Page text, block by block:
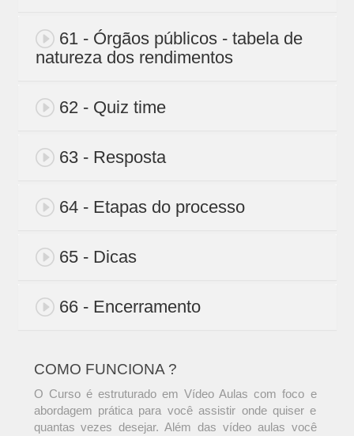
61 - Órgãos públicos - tabela de
natureza dos rendimentos
62 - Quiz time
63 - Resposta
64 - Etapas do processo
65 - Dicas
66 - Encerramento
COMO FUNCIONA ?
O Curso é estruturado em Vídeo Aulas com foco e
abordagem prática para você assistir onde quiser e
quantas vezes desejar. Além das vídeo aulas você